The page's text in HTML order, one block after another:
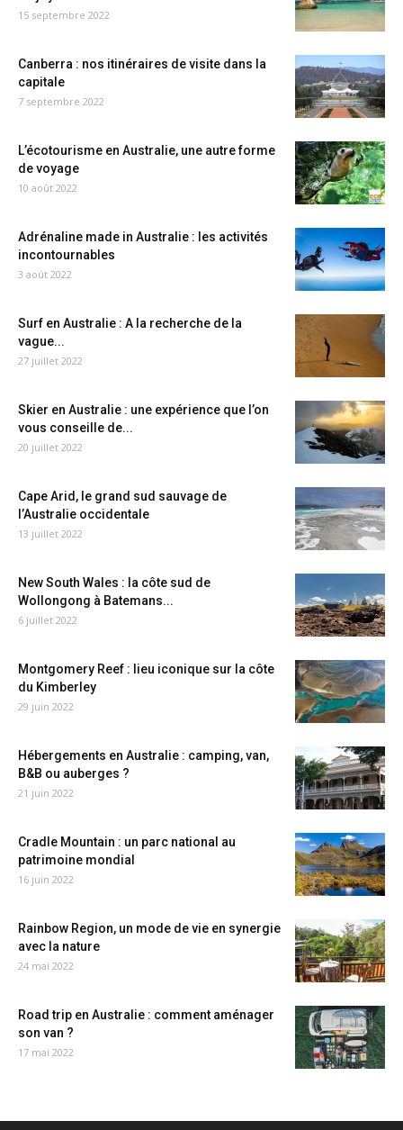
15 septembre 2022
Canberra : nos itinéraires de visite dans la
capitale
7 septembre 2022
L’écotourisme en Australie, une autre forme
de voyage
10 août 2022
Adrénaline made in Australie : les activités
incontournables
3 août 2022
Surf en Australie : A la recherche de la
vague...
27 juillet 2022
Skier en Australie : une expérience que l’on
vous conseille de...
20 juillet 2022
Cape Arid, le grand sud sauvage de
l’Australie occidentale
13 juillet 2022
New South Wales : la côte sud de
Wollongong à Batemans...
6 juillet 2022
Montgomery Reef : lieu iconique sur la côte
du Kimberley
29 juin 2022
Hébergements en Australie : camping, van,
B&B ou auberges ?
21 juin 2022
Cradle Mountain : un parc national au
patrimoine mondial
16 juin 2022
Rainbow Region, un mode de vie en synergie
avec la nature
24 mai 2022
Road trip en Australie : comment aménager
son van ?
17 mai 2022